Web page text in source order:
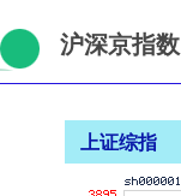
沪深京指数
上证综指